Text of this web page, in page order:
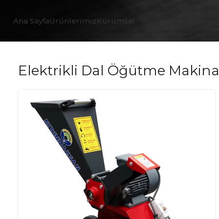
Ana SayfaÜrünlerimizKurumsal
Elektrikli Dal Öğütme